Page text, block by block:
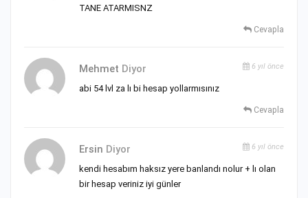
TANE ATARMISNZ
Cevapla
Mehmet Diyor 6 yıl önce
abi 54 lvl za lı bi hesap yollarmısınız
Cevapla
Ersin Diyor 6 yıl önce
kendi hesabım haksız yere banlandı nolur + lı olan
bir hesap veriniz iyi günler